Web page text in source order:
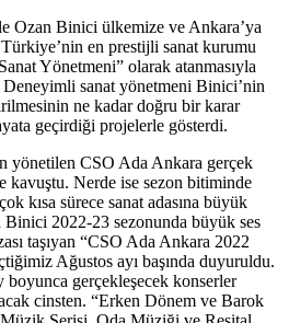
Ozan Binici ülkemize ve Ankara’ya
en prestijli sanat kurumu
Yönetmeni” olarak atanmasıyla
sanat yönetmeni Binici’nin
ne kadar doğru bir karar
geçirdiği projelerle gösterdi.
yönetilen CSO Ada Ankara gerçek
kavuştu. Nerde ise sezon bitiminde
kısa sürece sanat adasına büyük
2022-23 sezonunda büyük ses
taşıyan “CSO Ada Ankara 2022
Ağustos ayı başında duyuruldu.
gerçekleşecek konserler
cinsten. “Erken Dönem ve Barok